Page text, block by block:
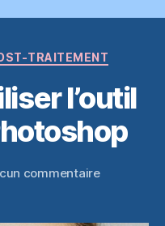
TRAITEMENT
l’outil
commentairesur